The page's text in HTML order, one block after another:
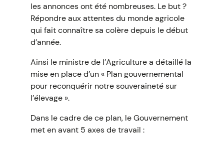
les annonces ont été nombreuses. Le but ?
Répondre aux attentes du monde agricole
qui fait connaître sa colère depuis le début
d’année.
Ainsi le ministre de l’Agriculture a détaillé la
mise en place d’un « Plan gouvernemental
pour reconquérir notre souveraineté sur
l’élevage ».
Dans le cadre de ce plan, le Gouvernement
met en avant 5 axes de travail :